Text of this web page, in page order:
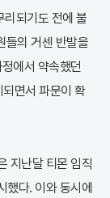
리되기도 전에 불
들의 거센 반발을
에서 약속했던
면서 파문이 확
지난달 티몬 임직
했다. 이와 동시에